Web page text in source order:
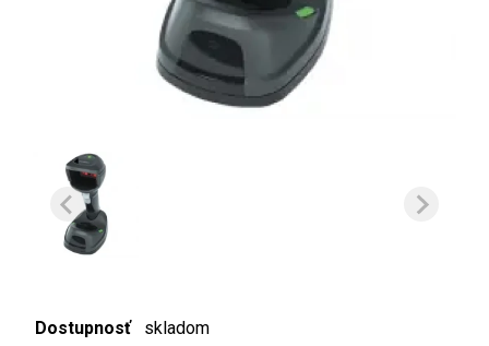
Dostupnosť
skladom